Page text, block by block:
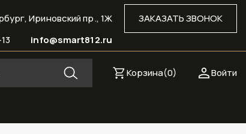
ЗАКАЗАТЬ ЗВОНОК
Ириновский пр., 1Ж
info@smart812.ru
Войти
Корзина(0)